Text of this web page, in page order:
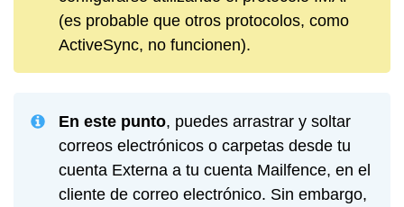
(es probable que otros protocolos, como
ActiveSync, no funcionen).
En este punto, puedes arrastrar y soltar
correos electrónicos o carpetas desde tu
cuenta Externa a tu cuenta Mailfence, en el
cliente de correo electrónico. Sin embargo,